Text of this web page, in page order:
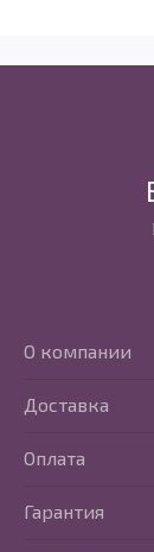
О компании
Доставка
Оплата
Гарантия